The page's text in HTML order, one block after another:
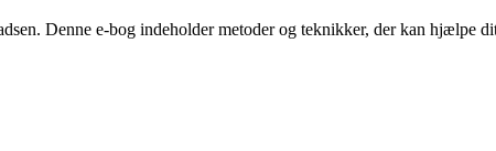
Denne e-bog indeholder metoder og teknikker, der kan hjælpe